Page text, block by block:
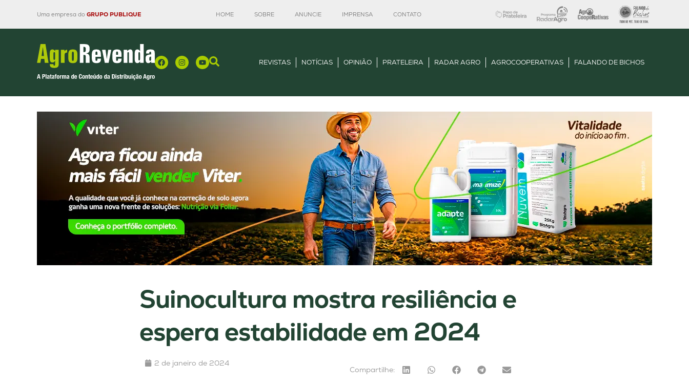
Uma empresa do GRUPO PUBLIQUE HOME SOBRE ANUNCIE IMPRENSA CONTATO
REVISTAS NOTÍCIAS OPINIÃO PRATELEIRA RADAR AGRO AGROCOOPERATIVAS FALANDO DE BICHOS
Suinocultura mostra resiliência e
espera estabilidade em 2024
2 de janeiro de 2024
Compartilhe: